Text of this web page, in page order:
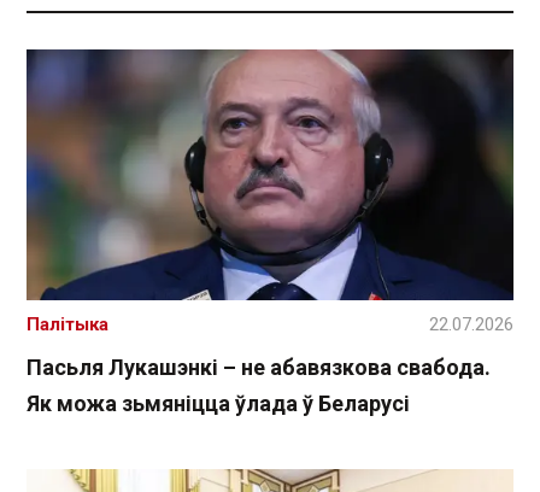
Пасьля Лукашэнкі – не абавязкова свабода.
Як можа зьмяніцца ўлада ў Беларусі
Палітыка 22.07.2026